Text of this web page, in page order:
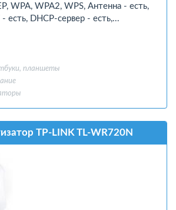
WPA, WPA2, WPS, Антенна - есть,
есть, DHCP-сервер - есть,...
планшеты
TP-LINK TL-WR720N